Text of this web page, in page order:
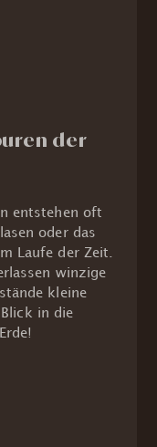
der
entstehen oft
oder das
Laufe der Zeit.
winzige
kleine
in die